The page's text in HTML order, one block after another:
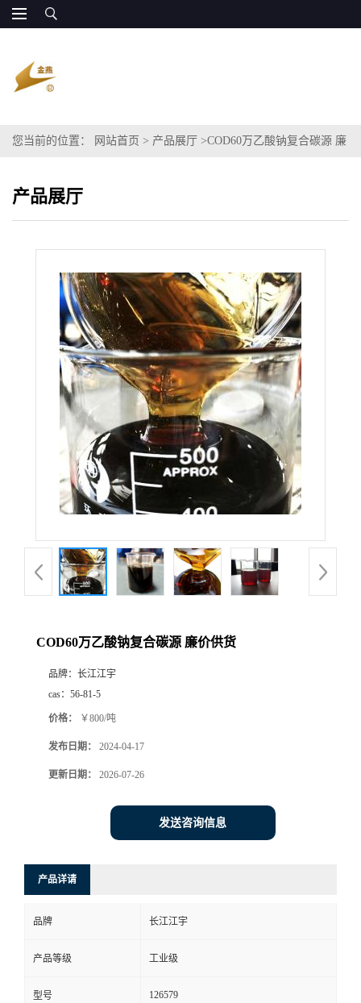
您当前的位置： 网站首页 > 产品展厅 >COD60万乙酸钠复合碳源 廉
产品展厅
COD60万乙酸钠复合碳源 廉价供货
品牌： 长江江宇
cas： 56-81-5
价格： ￥800/吨
发布日期： 2024-04-17
更新日期： 2026-07-26
发送咨询信息
产品详请
品牌 长江江宇
产品等级 工业级
型号 126579